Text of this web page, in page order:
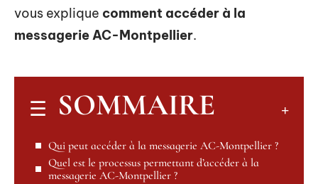
vous explique comment accéder à la
messagerie AC-Montpellier.
SOMMAIRE
Qui peut accéder à la messagerie AC-Montpellier ?
Quel est le processus permettant d’accéder à la
messagerie AC-Montpellier ?